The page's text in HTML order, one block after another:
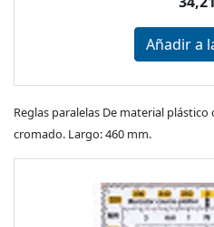
Añadir a
Reglas paralelas De material
cromado. Largo: 460 mm.